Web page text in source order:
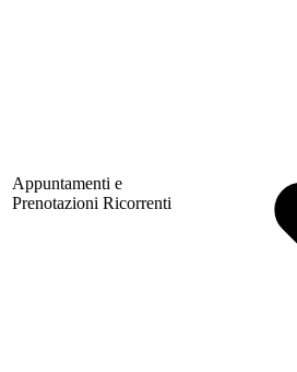
Appuntamenti e
Prenotazioni Ricorrenti